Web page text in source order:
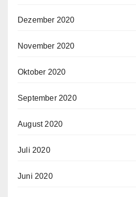
Dezember 2020
November 2020
Oktober 2020
September 2020
August 2020
Juli 2020
Juni 2020